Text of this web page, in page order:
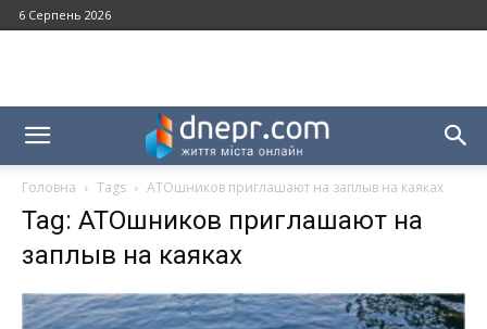
6 Серпень 2026
Головна Tags АТОшников приглашают на заплыв на каяках
Tag: АТОшников приглашают на
заплыв на каяках